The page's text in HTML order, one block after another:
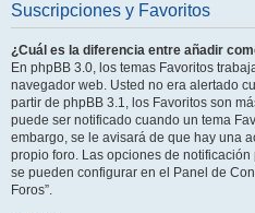
Suscripciones y Favoritos
¿Cuál es la diferencia entre añadir
En phpBB 3.0, los temas Favoritos
navegador web. Usted no era alertado
partir de phpBB 3.1, los Favoritos son
puede ser notificado cuando un tema
embargo, se le avisará de que hay una
propio foro. Las opciones de
se pueden configurar en el Panel de
Foros”.